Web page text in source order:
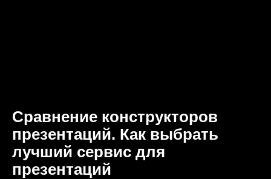
Сравнение конструкторов
презентаций. Как выбрать
лучший сервис для
презентаций